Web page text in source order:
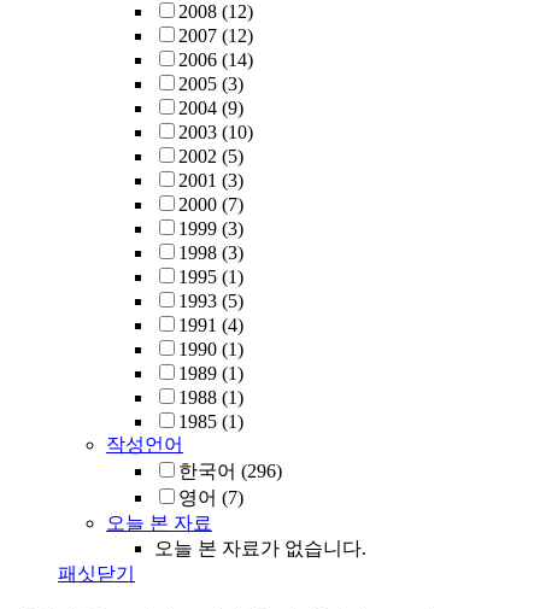
2008 (12)
2007 (12)
2006 (14)
2005 (3)
2004 (9)
2003 (10)
2002 (5)
2001 (3)
2000 (7)
1999 (3)
1998 (3)
1995 (1)
1993 (5)
1991 (4)
1990 (1)
1989 (1)
1988 (1)
1985 (1)
작성언어
한국어 (296)
영어 (7)
오늘 본 자료
오늘 본 자료가 없습니다.
패싯닫기